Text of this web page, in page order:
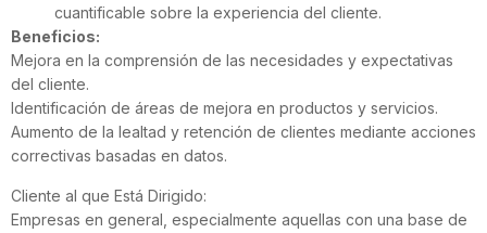
cuantificable sobre la experiencia del cliente.
Beneficios:
Mejora en la comprensión de las necesidades y expectativas
del cliente.
Identificación de áreas de mejora en productos y servicios.
Aumento de la lealtad y retención de clientes mediante acciones
correctivas basadas en datos.
Cliente al que Está Dirigido:
Empresas en general, especialmente aquellas con una base de